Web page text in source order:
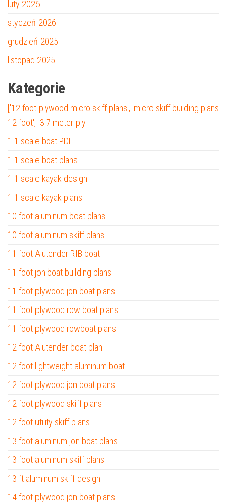
luty 2026
styczeń 2026
grudzień 2025
listopad 2025
Kategorie
['12 foot plywood micro skiff plans', 'micro skiff building plans
12 foot', '3.7 meter ply
1 1 scale boat PDF
1 1 scale boat plans
1 1 scale kayak design
1 1 scale kayak plans
10 foot aluminum boat plans
10 foot aluminum skiff plans
11 foot Alutender RIB boat
11 foot jon boat building plans
11 foot plywood jon boat plans
11 foot plywood row boat plans
11 foot plywood rowboat plans
12 foot Alutender boat plan
12 foot lightweight aluminum boat
12 foot plywood jon boat plans
12 foot plywood skiff plans
12 foot utility skiff plans
13 foot aluminum jon boat plans
13 foot aluminum skiff plans
13 ft aluminum skiff design
14 foot plywood jon boat plans